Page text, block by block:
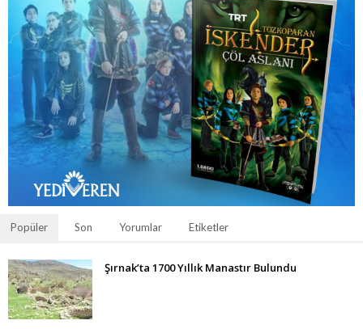
Popüler Son Yorumlar Etiketler
Şırnak’ta 1700 Yıllık Manastır Bulundu